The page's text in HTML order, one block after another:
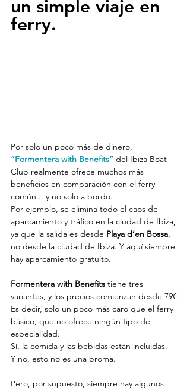
un simple viaje en
ferry.
Por solo un poco más de dinero,
“Formentera with Benefits” del Ibiza Boat
Club realmente ofrece muchos más
beneficios en comparación con el ferry
común... y no solo a bordo.
Por ejemplo, se elimina todo el caos de
aparcamiento y tráfico en la ciudad de Ibiza,
ya que la salida es desde Playa d’en Bossa,
no desde la ciudad de Ibiza. Y aquí siempre
hay aparcamiento gratuito.
Formentera with Benefits tiene tres
variantes, y los precios comienzan desde 79€.
Es decir, solo un poco más caro que el ferry
básico, que no ofrece ningún tipo de
especialidad.
Sí, la comida y las bebidas están incluidas.
Y no, esto no es una broma.
Pero, por supuesto, siempre hay algunos